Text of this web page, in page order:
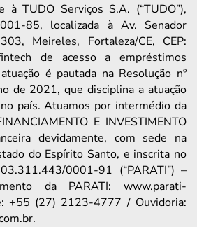
à TUDO Serviços S.A. (“TUDO”),
85, localizada à Av. Senador
Meireles, Fortaleza/CE, CEP:
de acesso a empréstimos
é pautada na Resolução nº
de 2021, que disciplina a atuação
país. Atuamos por intermédio da
E INVESTIMENTO
devidamente, com sede na
do Espírito Santo, e inscrita no
0001-91 (“PARATI”) –
da PARATI: www.parati-
+55 (27) 2123-4777 / Ouvidoria: